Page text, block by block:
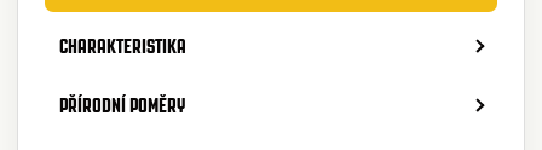
CHARAKTERISTIKA
PŘÍRODNÍ POMĚRY